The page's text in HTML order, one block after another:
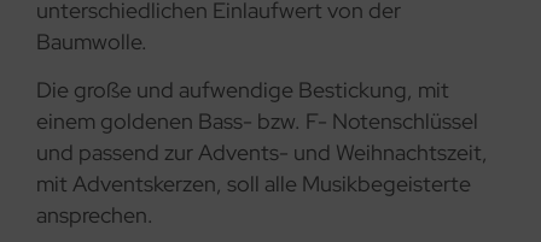
unterschiedlichen Einlaufwert von der
Baumwolle.
Die große und aufwendige Bestickung, mit
einem goldenen Bass- bzw. F- Notenschlüssel
und passend zur Advents- und Weihnachtszeit,
mit Adventskerzen, soll alle Musikbegeisterte
ansprechen.